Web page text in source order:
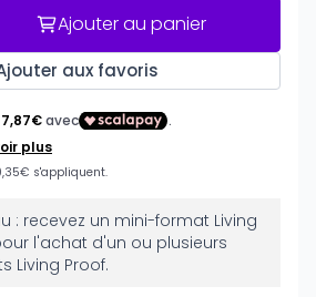
Ajouter au panier
aux favoris
: recevez un mini-format Living
l'achat d'un ou plusieurs
Living Proof.